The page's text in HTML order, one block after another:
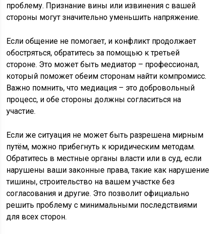
проблему. Признание вины или извинения с вашей
стороны могут значительно уменьшить напряжение.
Если общение не помогает, и конфликт продолжает
обостряться, обратитесь за помощью к третьей
стороне. Это может быть медиатор – профессионал,
который поможет обеим сторонам найти компромисс.
Важно помнить, что медиация – это добровольный
процесс, и обе стороны должны согласиться на
участие.
Если же ситуация не может быть разрешена мирным
путём, можно прибегнуть к юридическим методам.
Обратитесь в местные органы власти или в суд, если
нарушены ваши законные права, такие как нарушение
тишины, строительство на вашем участке без
согласования и другие. Это позволит официально
решить проблему с минимальными последствиями
для всех сторон.